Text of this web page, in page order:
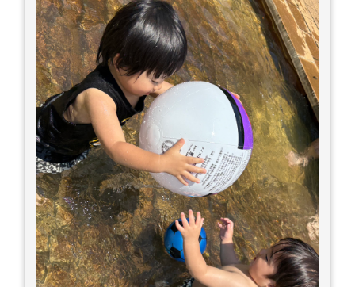
補給しましょう 一番大切な命を守って、夏を乗り
切りましょう！